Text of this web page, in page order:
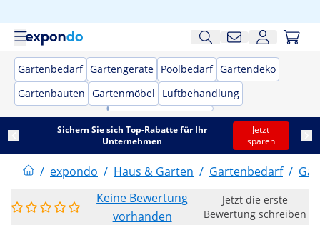
Gartenbedarf Gartengeräte Poolbedarf Gartendeko
Gartenbauten Gartenmöbel Luftbehandlung
Sichern Sie sich Top-Rabatte für Ihr
Unternehmen
Jetzt
sparen
/ expondo / Haus & Garten / Gartenbedarf /
Keine Bewertung
vorhanden
Jetzt die erste
Bewertung schreiben